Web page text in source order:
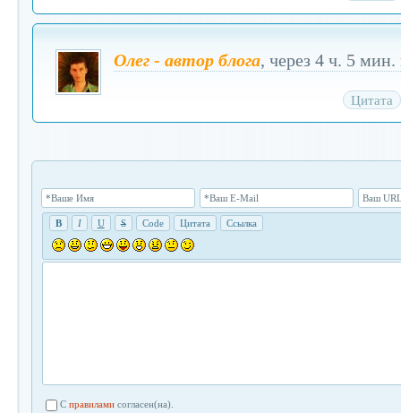
Олег - автор блога, через 4 ч. 5
Цитата
*Ваше Имя *Ваш E-Mail Ваш
B I U S Code Цитата Ссылка
C правиламисогласен(на).